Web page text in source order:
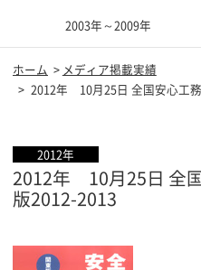
2003年～2009年
ホーム
メディア掲載実績
2012年 10月25日 全国安心工
2012年
2012年 10月25日 全
版2012-2013